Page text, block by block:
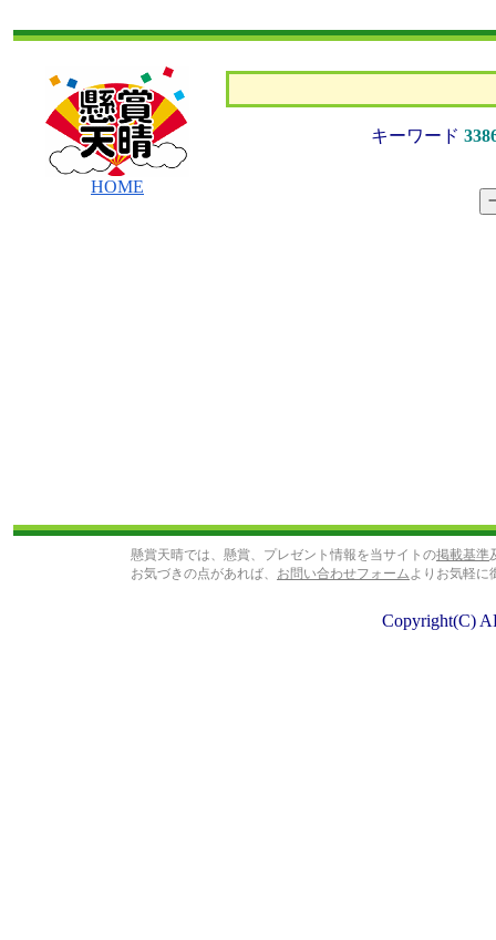
HOME
キーワード
懸賞天晴では、懸賞、プレゼント情報を当サイトの掲載基準
お気づきの点があれば、 お問い合わせフォームよりお気軽に
Copyright(C)